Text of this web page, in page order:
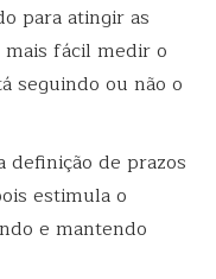
para atingir as
fácil medir o
seguindo ou não o
definição de prazos
estimula o
e mantendo